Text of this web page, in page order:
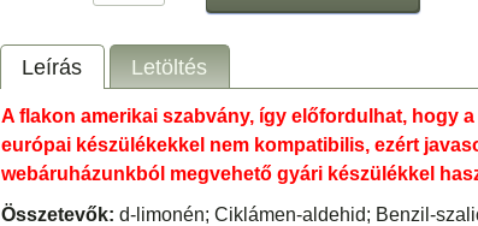
Leírás Letöltés
A flakon amerikai szabvány, így előfordulhat, hogy
európai készülékekkel nem kompatibilis, ezért
webáruházunkból megvehető gyári készülékkel
Összetevők: d-limonén; Ciklámen-aldehid; Benzil-